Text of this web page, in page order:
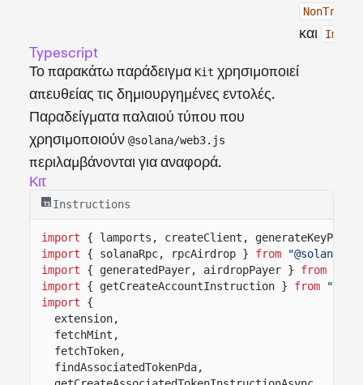
και
Typescript
Το παρακάτω παράδειγμα Kit χρησιμοποιεί
απευθείας τις δημιουργημένες εντολές.
Παραδείγματα παλαιού τύπου που
χρησιμοποιούν @solana/web3.js
περιλαμβάνονται για αναφορά.
Κιτ
Instructions
import
{ lamports, createClient,
import
{ solanaRpc, rpcAirdrop } from
"@solana/
import
{ generatedPayer, airdropPayer } from
import
{ getCreateAccountInstruction } from
import
{
extension,
fetchMint,
fetchToken,
findAssociatedTokenPda,